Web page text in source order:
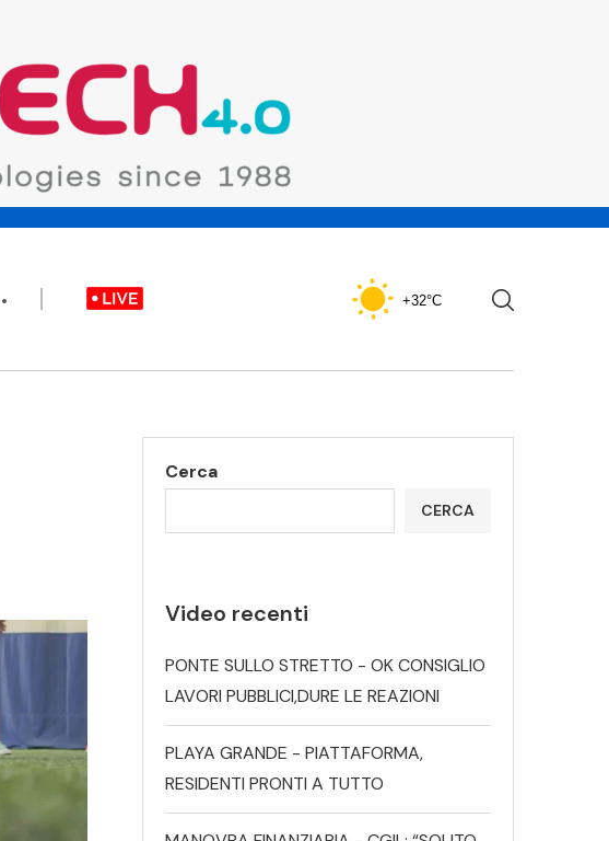
+32°C
Cerca
CERCA
Video recenti
PONTE SULLO STRETTO - OK CONSIGLIO
LAVORI PUBBLICI,DURE LE REAZIONI
PLAYA GRANDE - PIATTAFORMA,
RESIDENTI PRONTI A TUTTO